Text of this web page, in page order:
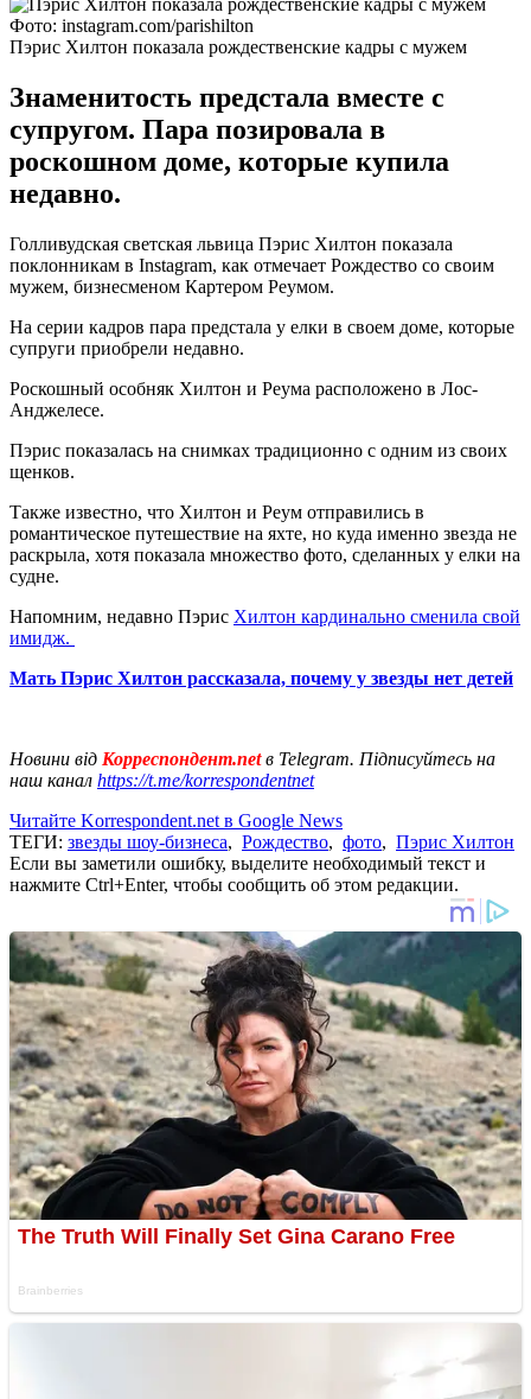
Фото: instagram.com/parishilton
Пэрис Хилтон показала рождественские кадры с мужем
Знаменитость предстала вместе с
супругом. Пара позировала в
роскошном доме, которые купила
недавно.
Голливудская светская львица Пэрис Хилтон показала
поклонникам в Instagram, как отмечает Рождество со своим
мужем, бизнесменом Картером Реумом.
На серии кадров пара предстала у елки в своем доме, которые
супруги приобрели недавно.
Роскошный особняк Хилтон и Реума расположено в Лос-
Анджелесе.
Пэрис показалась на снимках традиционно с одним из своих
щенков.
Также известно, что Хилтон и Реум отправились в
романтическое путешествие на яхте, но куда именно звезда не
раскрыла, хотя показала множество фото, сделанных у елки на
судне.
Напомним, недавно Пэрис Хилтон кардинально сменила свой
имидж.
Мать Пэрис Хилтон рассказала, почему у звезды нет детей
Новини від Корреспондент.netв Telegram. Підписуйтесь на
наш канал https://t.me/korrespondentnet
Читайте Korrespondent.net в Google News
ТЕГИ: звезды шоу-бизнеса, Рождество, фото, Пэрис Хилтон
Если вы заметили ошибку, выделите необходимый текст и
нажмите Ctrl+Enter, чтобы сообщить об этом редакции.